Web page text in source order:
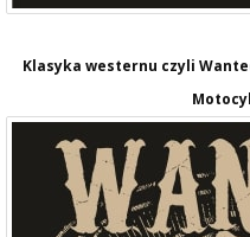
Klasyka westernu czyli